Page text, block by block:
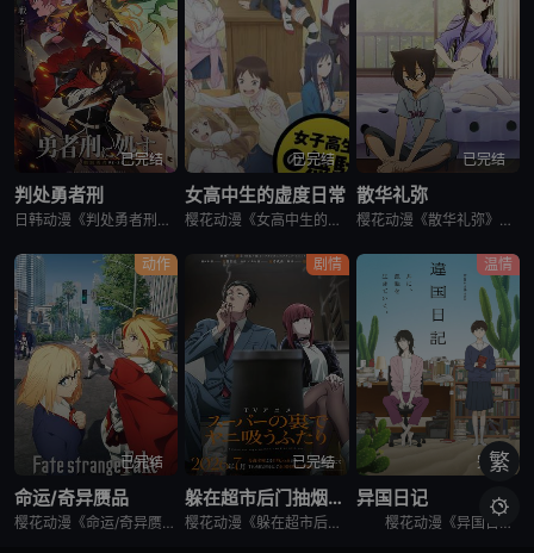
已完结
判处勇者刑
日韩动漫《判处勇者刑》又名：勇者刑に処す,勇者处刑 惩罚勇者9004队服刑记录,勇者刑に処す 懲罰勇者9004隊刑務記録，讲述了：勇者刑是最严重的刑罚。犯了大罪被判处勇者刑的人，将受到勇者的惩罚。所谓
已完结
女高中生的虚度日常
樱花动漫《女高中生的虚度日常》又名：女子高中生的虚度日常,女高中生的无所事事,女高中生的浪费青春,Wasteful Days of High School Girls,女子高生の無駄づかい，讲述了：性
已完结
散华礼弥
樱花动漫《散华礼弥》又名Sankarea,僵尸哪有那么萌？(台),さんかれあ,散华礼弥，讲述了：散华礼弥（内田真礼 配音）本该是一个快乐活泼的女孩，可是与亡母过分想象的外貌激发了父亲散华团一郎（石冢运
动作
已完结
命运/奇异赝品
樱花动漫《命运/奇异赝品》讲述了，魔术师与英灵为夺取能如愿所偿的愿望机“圣杯”而展开圣杯战争。日本的第五次圣杯战争结束后的几年，在美国西部的城市雪原市被观测到有新的圣杯战争预兆，集结的魔术师与英灵……
剧情
已完结
躲在超市后门抽烟的两人
樱花动漫《躲在超市后门抽烟的两人》讲述了，每天过着社畜生活的上班族佐佐木，唯一的慰藉就是常去超市的收银员山田。某天疲惫不堪的他再次前往超市寻求治愈，却发现山田刚好不在。郁闷的他试图通过抽烟缓解压力，却
温情
完结
异国日记
樱花动漫《异国日记》讲述了，少女小说家的高代槙生在姐姐夫妇的葬礼上，面对被亲戚们互相推诿的姐姐的遗孤·朝无法视而不见，顺势决定收养她。但是把侄女带回去之后，不善交际的槙生才发现自己不适合和谁一起生
繁
